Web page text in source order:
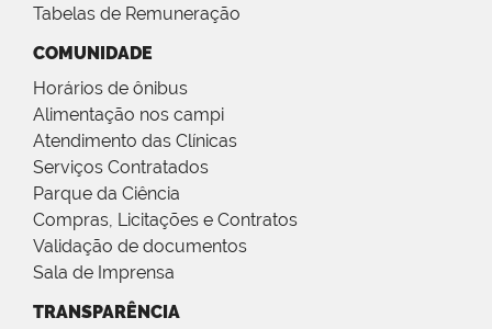
Tabelas de Remuneração
COMUNIDADE
Horários de ônibus
Alimentação nos campi
Atendimento das Clínicas
Serviços Contratados
Parque da Ciência
Compras, Licitações e Contratos
Validação de documentos
Sala de Imprensa
TRANSPARÊNCIA